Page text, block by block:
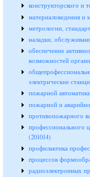
конструкторского и
материаловедения и
метрологии,
наладки,
обеспечение
возможностей
электрические
пожарной
пожарной и
противопожарного
профессионального
(201014)
профилактика
процессов
радиоэлектронных